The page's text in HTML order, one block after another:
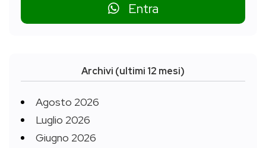
Entra
Archivi (ultimi 12 mesi)
Agosto 2026
Luglio 2026
Giugno 2026